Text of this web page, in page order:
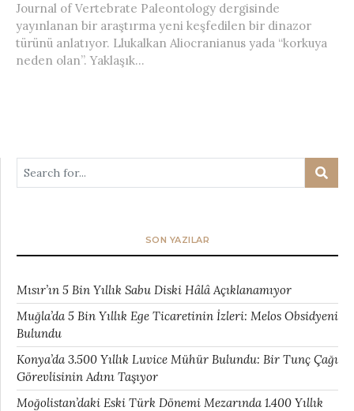
Journal of Vertebrate Paleontology dergisinde
yayınlanan bir araştırma yeni keşfedilen bir dinazor
türünü anlatıyor. Llukalkan Aliocranianus yada “korkuya
neden olan”. Yaklaşık...
SON YAZILAR
Mısır’ın 5 Bin Yıllık Sabu Diski Hâlâ Açıklanamıyor
Muğla’da 5 Bin Yıllık Ege Ticaretinin İzleri: Melos Obsidyeni
Bulundu
Konya’da 3.500 Yıllık Luvice Mühür Bulundu: Bir Tunç Çağı
Görevlisinin Adını Taşıyor
Moğolistan’daki Eski Türk Dönemi Mezarında 1.400 Yıllık